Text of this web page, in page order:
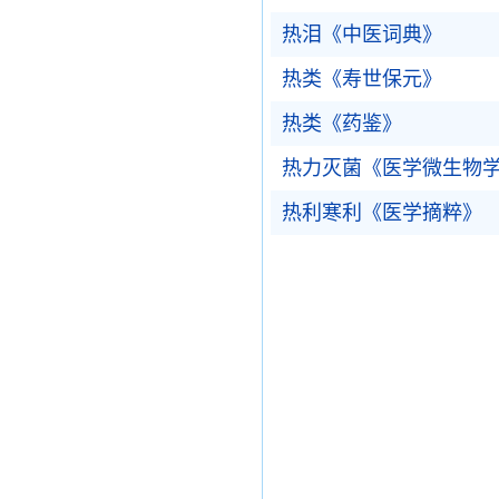
热泪《中医词典》
热类《寿世保元》
热类《药鉴》
热力灭菌《医学微生物
热利寒利《医学摘粹》